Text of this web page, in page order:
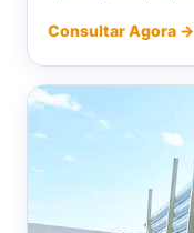
Consultar Agora →